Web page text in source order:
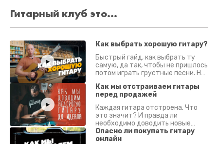
Гитарный клуб это...
Как выбрать хорошую гитару?
Быстрый гайд, как выбрать ту
самую, да так, чтобы не пришлось
потом играть грустные песни. На
Как мы отстраиваем гитары
перед продажей
Каждая гитара отстроена. Что
это значит? И правда ли
необходимо доводить новые
гитары? Если кратко - да.
Подробно - в видео :)
Опасно ли покупать гитару
онлайн